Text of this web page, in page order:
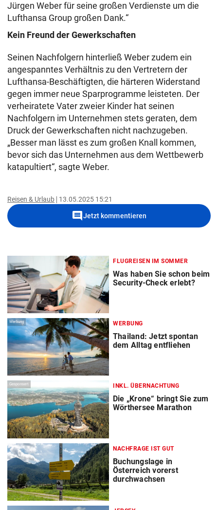
Jürgen Weber für seine großen Verdienste um die
Lufthansa Group großen Dank.“
Kein Freund der Gewerkschaften
Seinen Nachfolgern hinterließ Weber zudem ein
angespanntes Verhältnis zu den Vertretern der
Lufthansa-Beschäftigten, die härteren Widerstand
gegen immer neue Sparprogramme leisteten. Der
verheiratete Vater zweier Kinder hat seinen
Nachfolgern im Unternehmen stets geraten, dem
Druck der Gewerkschaften nicht nachzugeben.
„Besser man lässt es zum großen Knall kommen,
bevor sich das Unternehmen aus dem Wettbewerb
katapultiert“, sagte Weber.
Reisen & Urlaub 13.05.2025 15:21
commentJetzt kommentieren
FLUGREISEN IM SOMMER
Was haben Sie schon beim
Security-Check erlebt?
Werbung WERBUNG
Thailand: Jetzt spontan
dem Alltag entfliehen
Gesponsert INKL. ÜBERNACHTUNG
Die „Krone“ bringt Sie zum
Wörthersee Marathon
NACHFRAGE IST GUT
Buchungslage in
Österreich vorerst
durchwachsen